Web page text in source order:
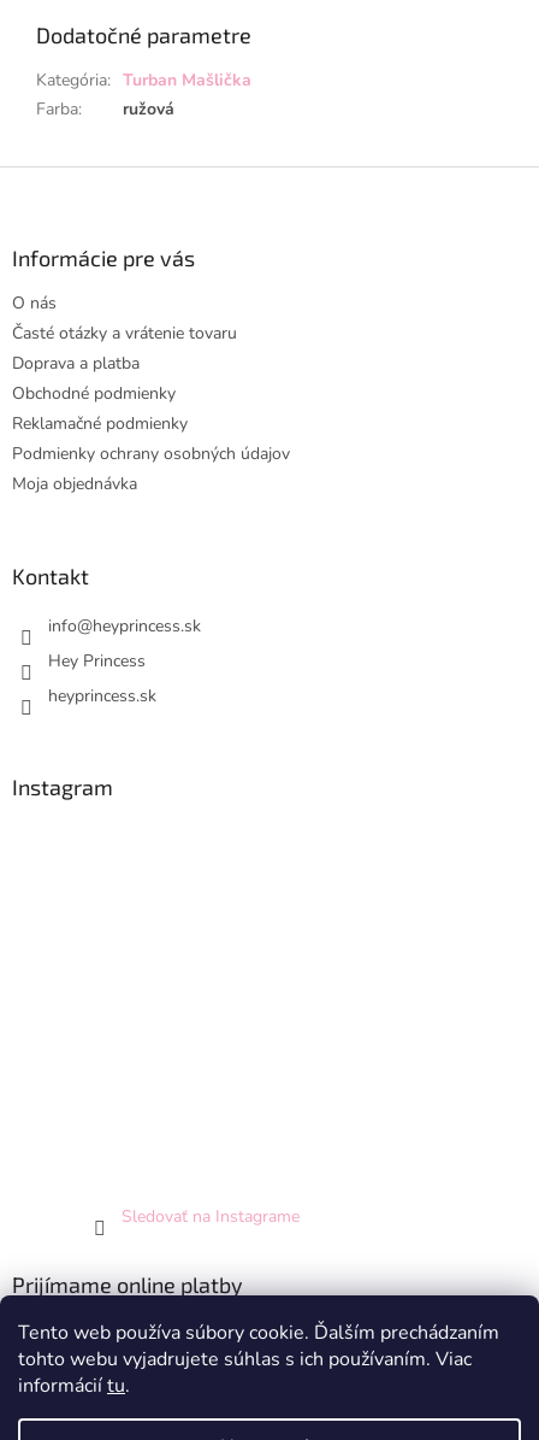
Tento web používa súbory cookie. Ďalším prechádzaním
tohto webu vyjadrujete súhlas s ich používaním. Viac
informáciítu.
Dodatočné parametre
Kategória: Turban Mašlička
Farba: ružová
Informácie pre vás
O nás
Časté otázky a vrátenie tovaru
Doprava a platba
Obchodné podmienky
Reklamačné podmienky
Podmienky ochrany osobných údajov
Moja objednávka
Kontakt
info@heyprincess.sk
Hey Princess
heyprincess.sk
Instagram
Sledovať na Instagrame
Prijímame online platby